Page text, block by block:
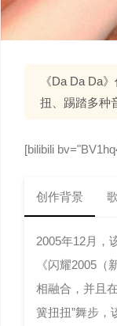
《Da Da Da
扭、踢踏多种
[bilibili
创作背景
2005年12月，
《闪耀2005
相融合，并且
簧扭扭”舞步，